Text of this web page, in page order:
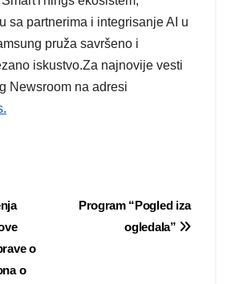
sa partnerima i integrisanje AI u
pruža savršeno i
iskustvo.Za najnovije vesti
Newsroom na adresi
Program “Pogled iza
ogledala”
o
o